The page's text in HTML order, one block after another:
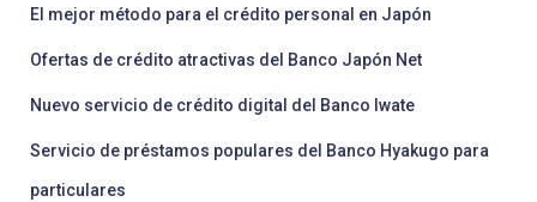
El mejor método para el crédito personal en Japón
Ofertas de crédito atractivas del Banco Japón Net
Nuevo servicio de crédito digital del Banco Iwate
Servicio de préstamos populares del Banco Hyakugo para
particulares